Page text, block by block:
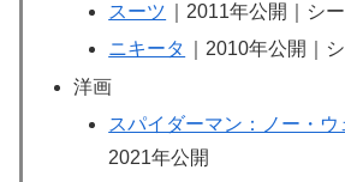
スーツ
｜2011年公開｜シ
ニキータ
｜2010年公開｜
洋画
スパイダーマン：ノー・ウ
2021年公開